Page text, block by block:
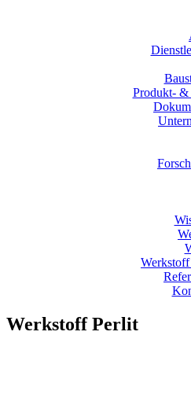
Produkt- &
Werkstoff Perlit